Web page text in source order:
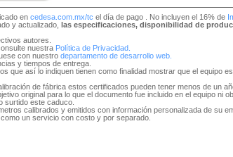
en cedesa.com.mx/tc el día de pago . No incluyen el 16% de
y actualizado, las especificaciones, disponibilidad de
autores.
nuestra Política de Privacidad.
con nuestro departamento de desarrollo web.
y tiempos de entrega.
que así lo indiquen tienen como finalidad mostrar que el equipo
de fábrica estos certificados pueden tener menos de un
original para lo que el documento fue incluido en el equipo ni
surtido este caduco.
calibrados y emitidos con información personalizada de su
un servicio con costo y por separado.